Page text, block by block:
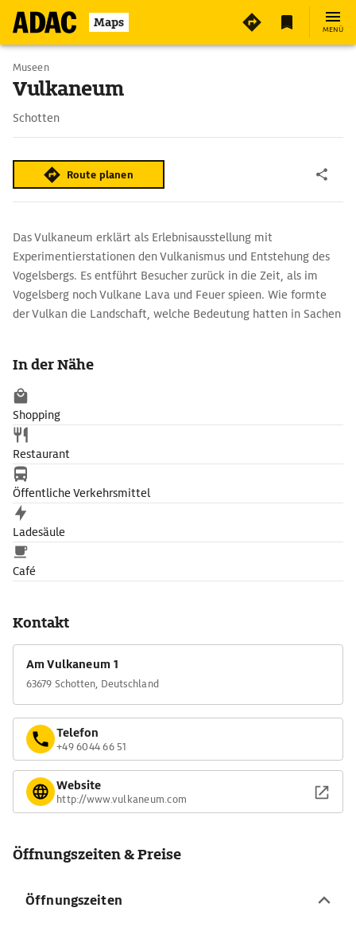
Maps MENÜ
Museen
Vulkaneum
Schotten
Route planen
Das Vulkaneum erklärt als Erlebnisausstellung mit
Experimentierstationen den Vulkanismus und Entstehung des
Vogelsbergs. Es entführt Besucher zurück in die Zeit, als im
Vogelsberg noch Vulkane Lava und Feuer spieen. Wie formte
der Vulkan die Landschaft, welche Bedeutung hatten in Sachen
das Thema Vulkan nicht zu kurz. Das ganze vermitteln
multimediale Installationen, Experimentierstationen und
interaktive Ausstellungsstücke.
In der Nähe
Shopping
Restaurant
Öffentliche Verkehrsmittel
Ladesäule
Café
Kontakt
Am Vulkaneum 1
63679 Schotten, Deutschland
Telefon
+49 6044 66 51
Website
http://www.vulkaneum.com
Öffnungszeiten & Preise
Öffnungszeiten